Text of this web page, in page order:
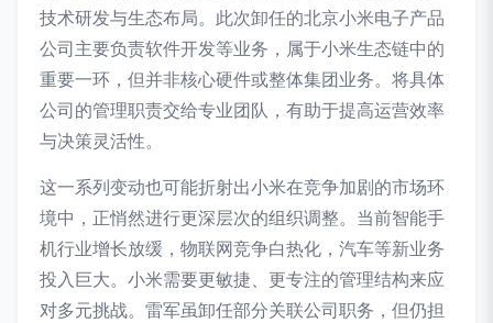
技术研发与生态布局。此次卸任的北京小米电子产品
公司主要负责软件开发等业务，属于小米生态链中的
重要一环，但并非核心硬件或整体集团业务。将具体
公司的管理职责交给专业团队，有助于提高运营效率
与决策灵活性。
这一系列变动也可能折射出小米在竞争加剧的市场环
境中，正悄然进行更深层次的组织调整。当前智能手
机行业增长放缓，物联网竞争白热化，汽车等新业务
投入巨大。小米需要更敏捷、更专注的管理结构来应
对多元挑战。雷军虽卸任部分关联公司职务，但仍担